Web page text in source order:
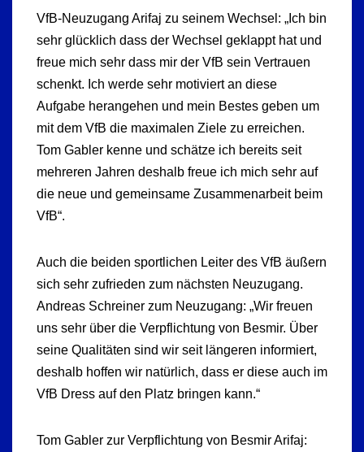
VfB-Neuzugang Arifaj zu seinem Wechsel: „Ich bin
sehr glücklich dass der Wechsel geklappt hat und
freue mich sehr dass mir der VfB sein Vertrauen
schenkt. Ich werde sehr motiviert an diese
Aufgabe herangehen und mein Bestes geben um
mit dem VfB die maximalen Ziele zu erreichen.
Tom Gabler kenne und schätze ich bereits seit
mehreren Jahren deshalb freue ich mich sehr auf
die neue und gemeinsame Zusammenarbeit beim
VfB“.
Auch die beiden sportlichen Leiter des VfB äußern
sich sehr zufrieden zum nächsten Neuzugang.
Andreas Schreiner zum Neuzugang: „Wir freuen
uns sehr über die Verpflichtung von Besmir. Über
seine Qualitäten sind wir seit längeren informiert,
deshalb hoffen wir natürlich, dass er diese auch im
VfB Dress auf den Platz bringen kann.“
Tom Gabler zur Verpflichtung von Besmir Arifaj: